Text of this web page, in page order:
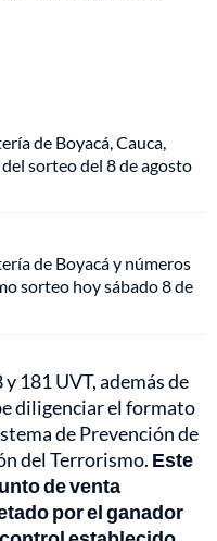
de Boyacá, Cauca,
sorteo del 8 de agosto
de Boyacá y números
sorteo hoy sábado 8 de
181 UVT, además de
diligenciar el formato
de Prevención de
del Terrorismo. Este
de venta
por el ganador